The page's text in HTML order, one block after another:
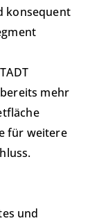
konsequent
mehr
für weitere
und